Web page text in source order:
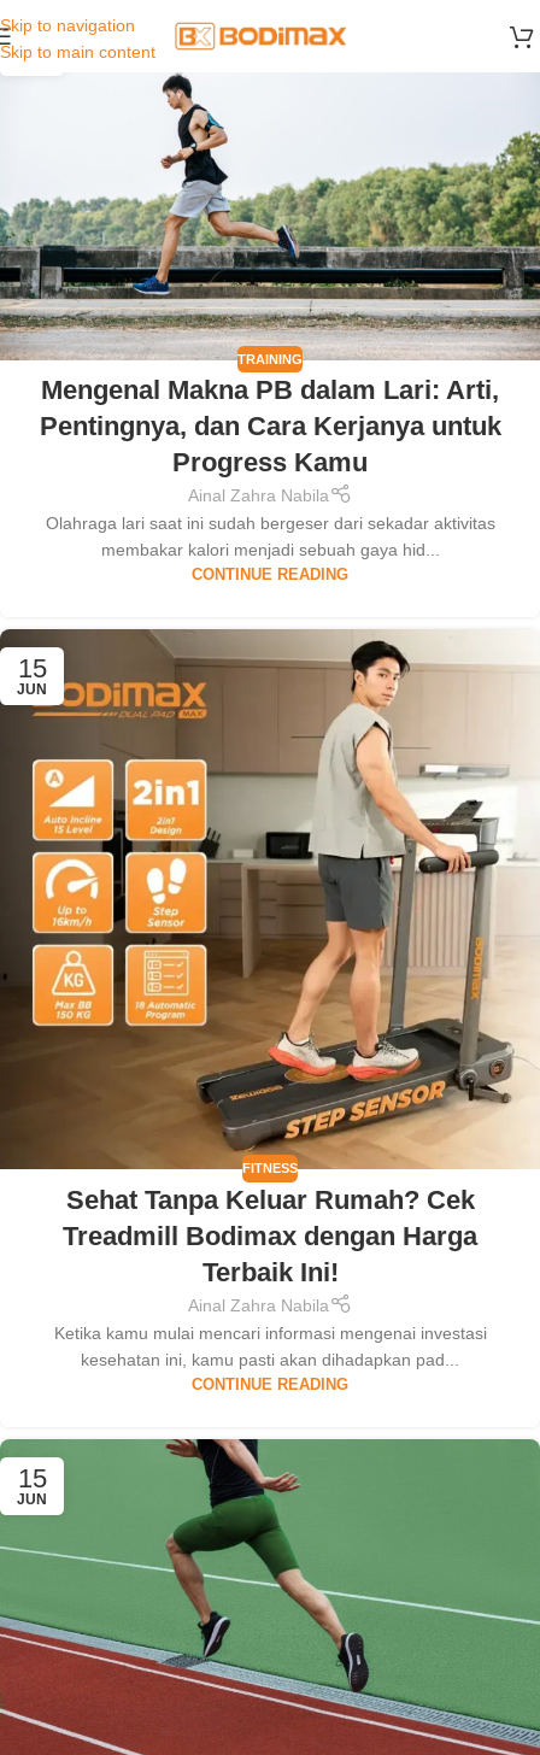
Skip to navigation
Skip to main content
16
JUN
TRAINING
Mengenal Makna PB dalam Lari: Arti,
Pentingnya, dan Cara Kerjanya untuk
Progress Kamu
Ainal Zahra Nabila
Olahraga lari saat ini sudah bergeser dari sekadar aktivitas
membakar kalori menjadi sebuah gaya hid...
CONTINUE READING
15
JUN
FITNESS
Sehat Tanpa Keluar Rumah? Cek
Treadmill Bodimax dengan Harga
Terbaik Ini!
Ainal Zahra Nabila
Ketika kamu mulai mencari informasi mengenai investasi
kesehatan ini, kamu pasti akan dihadapkan pad...
CONTINUE READING
15
JUN